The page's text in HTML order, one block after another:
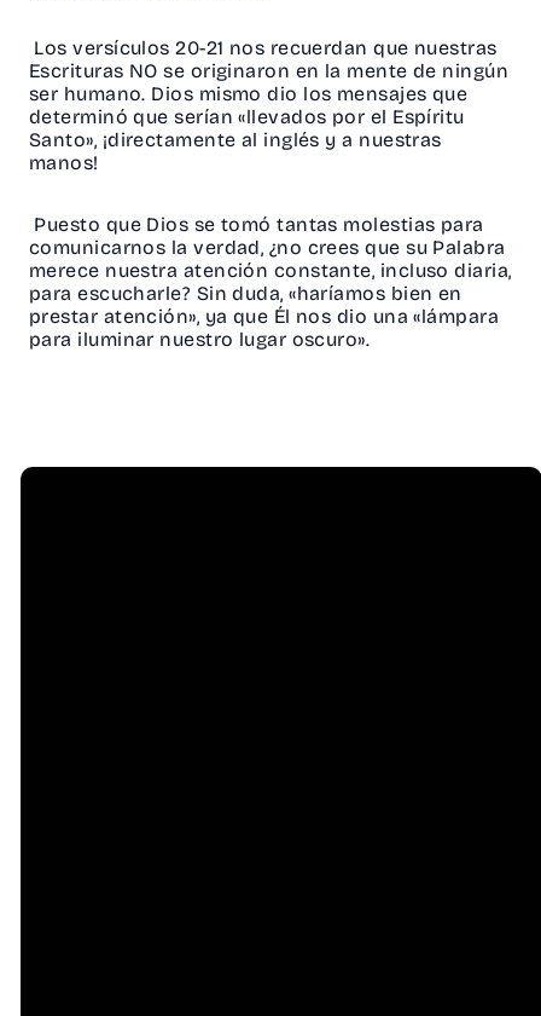
Los versículos 20-21 nos recuerdan que nuestras
Escrituras NO se originaron en la mente de ningún
ser humano. Dios mismo dio los mensajes que
determinó que serían «llevados por el Espíritu
Santo», ¡directamente al inglés y a nuestras
manos!
Puesto que Dios se tomó tantas molestias para
comunicarnos la verdad, ¿no crees que su Palabra
merece nuestra atención constante, incluso diaria,
para escucharle? Sin duda, «haríamos bien en
prestar atención», ya que Él nos dio una «lámpara
para iluminar nuestro lugar oscuro».